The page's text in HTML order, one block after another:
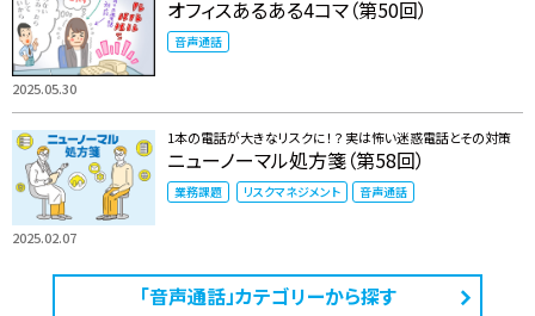
2025.05.30
オフィスあるある4コマ（第50回）
音声通話
2025.02.07
1本の電話が大きなリスクに！？ 実は怖い迷惑電話とその対策
ニューノーマル処方箋（第58回）
業務課題 リスクマネジメント 音声通話
「音声通話」カテゴリーから探す